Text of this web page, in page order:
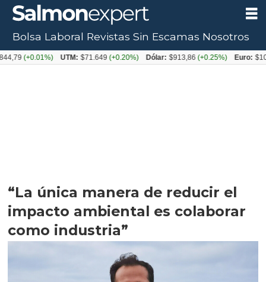
“La única manera de reducir el
impacto ambiental es colaborar
como industria”
Bolsa Laboral Revistas Sin Escamas Nosotros
UTM: $71.649 (+0.20%) Dólar: $913,86 (+0.25%) Euro: $1053,08(-